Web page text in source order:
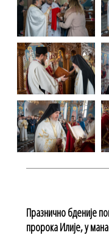
Празнично бденије
пророка Илије, у